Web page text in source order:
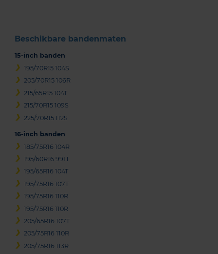
Beschikbare bandenmaten
15-inch banden
195/70R15 104S
205/70R15 106R
215/65R15 104T
215/70R15 109S
225/70R15 112S
16-inch banden
185/75R16 104R
195/60R16 99H
195/65R16 104T
195/75R16 107T
195/75R16 110R
195/75R16 110R
205/65R16 107T
205/75R16 110R
205/75R16 113R